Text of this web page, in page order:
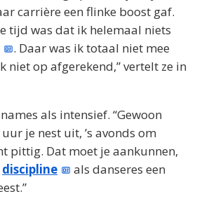
carrière een flinke boost gaf.
tijd was dat ik helemaal niets
. Daar was ik totaal niet mee
niet op afgerekend,” vertelt ze in
als intensief. “Gewoon
je nest uit, ’s avonds om
pittig. Dat moet je aankunnen,
discipline
als danseres een